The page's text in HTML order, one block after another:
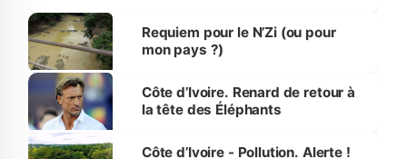
Requiem pour le N’Zi (ou pour
mon pays ?)
Côte d’Ivoire. Renard de retour à
la tête des Éléphants
Côte d’Ivoire - Pollution. Alerte !